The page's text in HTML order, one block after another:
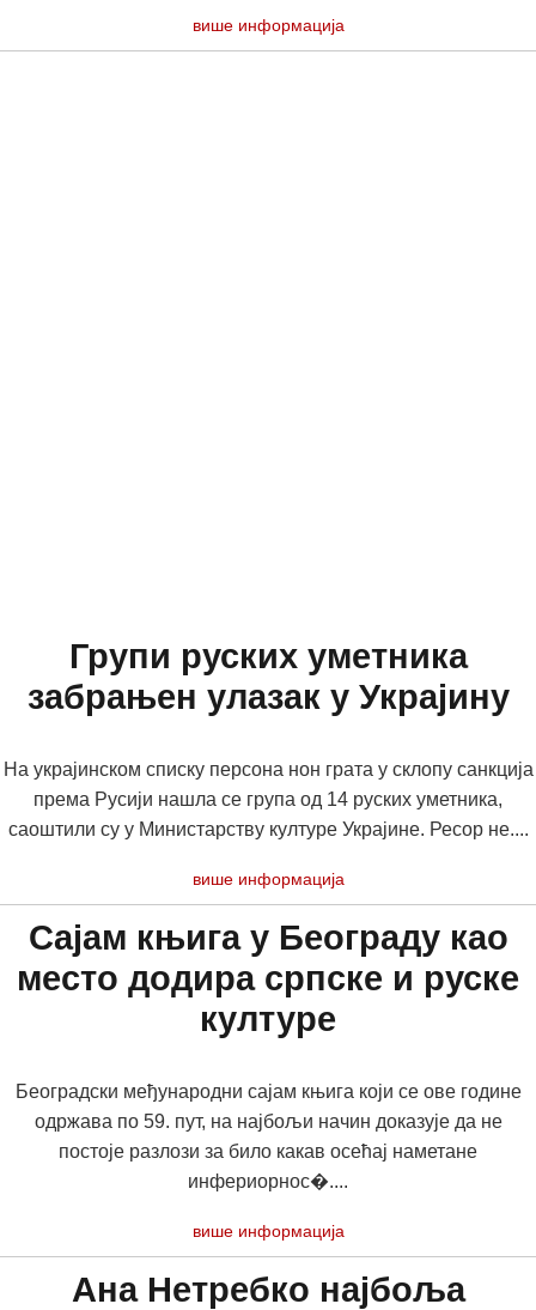
више информација
Групи руских уметника
забрањен улазак у Украјину
На украјинском списку персона нон грата у склопу санкција
према Русији нашла се група од 14 руских уметника,
саоштили су у Министарству културе Украјине. Ресор не....
више информација
Сајам књига у Београду као
место додира српске и руске
културе
Београдски међународни сајам књига који се ове године
одржава по 59. пут, на најбољи начин доказује да не
постоје разлози за било какав осећај наметане
инфериорнос�....
више информација
Ана Нетребко најбоља